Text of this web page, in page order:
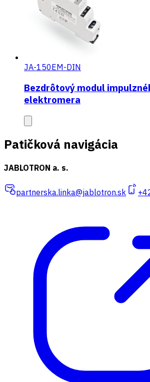
JA-150EM-DIN
Bezdrôtový modul
elektromera
Patičková navigácia
JABLOTRON a. s.
partnerska.linka@jablotron.sk